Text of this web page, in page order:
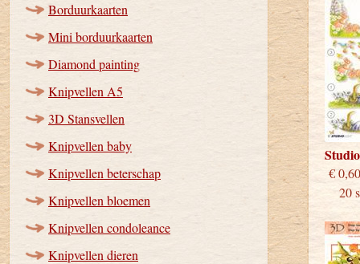
Borduurkaarten
Mini borduurkaarten
Diamond painting
Knipvellen A5
3D Stansvellen
Knipvellen baby
Knipvellen beterschap
Knipvellen bloemen
Knipvellen condoleance
Knipvellen dieren
20